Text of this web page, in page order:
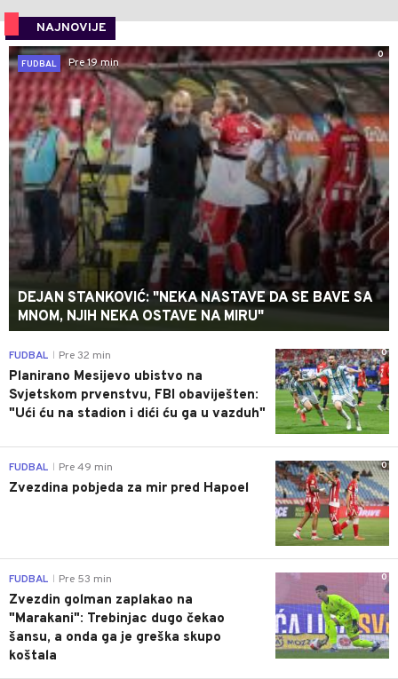
NAJNOVIJE
0
FUDBAL
Pre 19 min
DEJAN STANKOVIĆ: "NEKA NASTAVE DA SE BAVE SA
MNOM, NJIH NEKA OSTAVE NA MIRU"
0
FUDBAL Pre 32 min
Planirano Mesijevo ubistvo na
Svjetskom prvenstvu, FBI obaviješten:
"Ući ću na stadion i dići ću ga u vazduh"
0
FUDBAL Pre 49 min
Zvezdina pobjeda za mir pred Hapoel
0
FUDBAL Pre 53 min
Zvezdin golman zaplakao na
"Marakani": Trebinjac dugo čekao
šansu, a onda ga je greška skupo
koštala